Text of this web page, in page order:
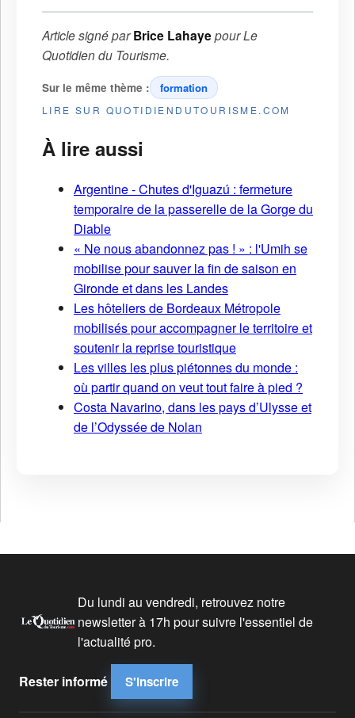
Article signé parBrice LahayepourLe
Quotidien du Tourisme.
Sur le même thème : formation
LIRE SUR QUOTIDIENDUTOURISME.COM
À lire aussi
Argentine - Chutes d'Iguazú : fermeture
temporaire de la passerelle de la Gorge du
Diable
« Ne nous abandonnez pas ! » : l'Umih se
mobilise pour sauver la fin de saison en
Gironde et dans les Landes
Les hôteliers de Bordeaux Métropole
mobilisés pour accompagner le territoire et
soutenir la reprise touristique
Les villes les plus piétonnes du monde :
où partir quand on veut tout faire à pied ?
Costa Navarino, dans les pays d’Ulysse et
de l’Odyssée de Nolan
Du lundi au vendredi, retrouvez notre
newsletter à 17h pour suivre l'essentiel de
l'actualité pro.
Rester informé S'inscrire